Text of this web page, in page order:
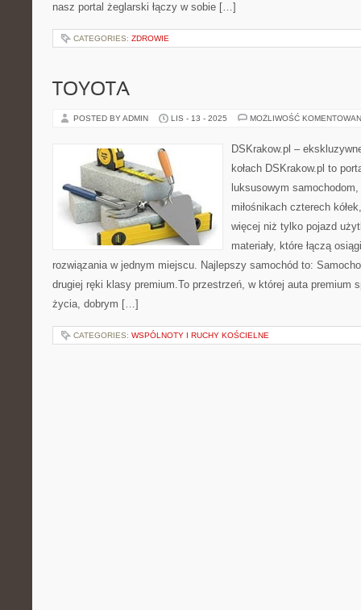
nasz portal żeglarski łączy w sobie […]
CATEGORIES: ZDROWIE
TOYOTA
POSTED BY ADMIN LIS - 13 - 2025 MOŻLIWOŚĆ
DSKrakow.pl –
kołach DSKrakow.pl to
luksusowym
miłośnikach czterech
więcej niż tylko pojazd
materiały, które łączą
rozwiązania w jednym miejscu. Najlepszy samochód to:
drugiej ręki klasy premium.To przestrzeń, w której auta premium
życia, dobrym […]
CATEGORIES: WSPÓLNOTY I RUCHY KOŚCIELNE